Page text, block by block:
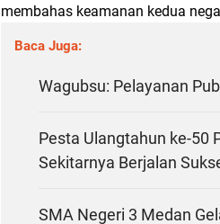
membahas keamanan kedua
Baca Juga:
Wagubsu: Pelayanan
Pesta Ulangtahun ke-50
Sekitarnya Berjalan
SMA Negeri 3 Medan